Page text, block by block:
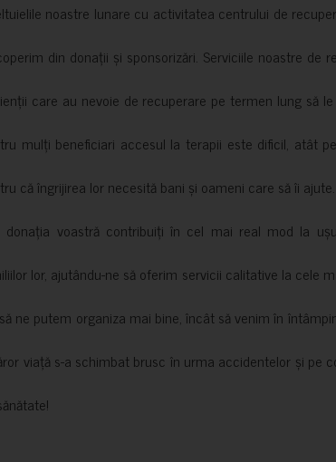
noastre lunare cu activitatea centrului de
din donații și sponsorizări. Serviciile noastre de
care au nevoie de recuperare pe termen lung să
mulți beneficiari accesul la terapii este dificil, atât
că îngrijirea lor necesită bani și oameni care să îi ajute.
donația voastră contribuiți în cel mai real mod la
lor, ajutându-ne să oferim servicii calitative la cele
ne putem organiza mai bine, încât să venim în
viață s-a schimbat brusc în urma accidentelor și pe